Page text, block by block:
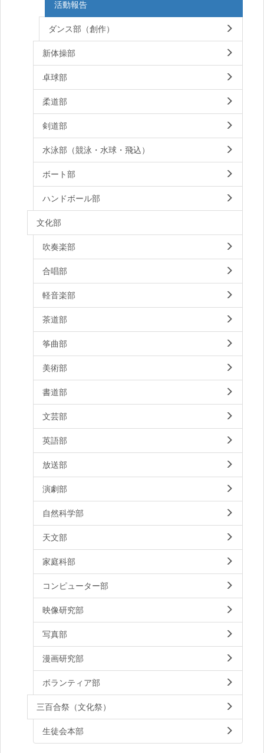
活動報告
ダンス部（創作）
新体操部
卓球部
柔道部
剣道部
水泳部（競泳・水球・飛込）
ボート部
ハンドボール部
文化部
吹奏楽部
合唱部
軽音楽部
茶道部
筝曲部
美術部
書道部
文芸部
英語部
放送部
演劇部
自然科学部
天文部
家庭科部
コンピューター部
映像研究部
写真部
漫画研究部
ボランティア部
三百合祭（文化祭）
生徒会本部